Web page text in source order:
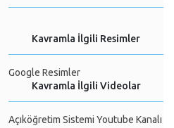
Kavramla İlgili Resimler
Google Resimler
Kavramla İlgili Videolar
Açıköğretim Sistemi Youtube Kanalı